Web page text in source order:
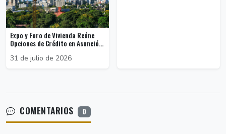
Expo y Foro de Vivienda Reúne
Opciones de Crédito en Asunció...
31 de julio de 2026
COMENTARIOS 0